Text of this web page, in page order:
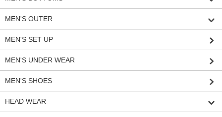
MEN'S OUTER
MEN'S SET UP
MEN'S UNDER WEAR
MEN'S SHOES
HEAD WEAR